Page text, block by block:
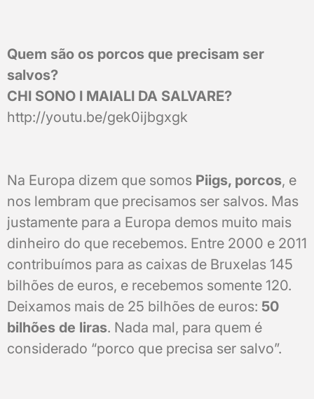
Quem são os porcos que precisam ser
salvos?
CHI SONO I MAIALI DA SALVARE?
http://youtu.be/gek0ijbgxgk
Na Europa dizem que somos Piigs, porcos, e
nos lembram que precisamos ser salvos. Mas
justamente para a Europa demos muito mais
dinheiro do que recebemos. Entre 2000 e 2011
contribuímos para as caixas de Bruxelas 145
bilhões de euros, e recebemos somente 120.
Deixamos mais de 25 bilhões de euros: 50
bilhões de liras. Nada mal, para quem é
considerado “porco que precisa ser salvo”.